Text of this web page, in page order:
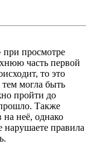
просмотре
часть первой
то это
тем могла быть
пройти до
Также
на неё, однако
нарушаете правила